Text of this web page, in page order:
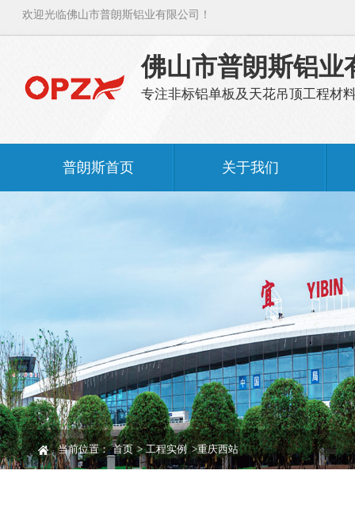
欢迎光临佛山市普朗斯铝业有限公司！
佛山市普朗斯铝业
专注非标铝单板及天花吊顶工程材
普朗斯首页 关于我们
当前位置： 首页 > 工程实例 >重庆西站